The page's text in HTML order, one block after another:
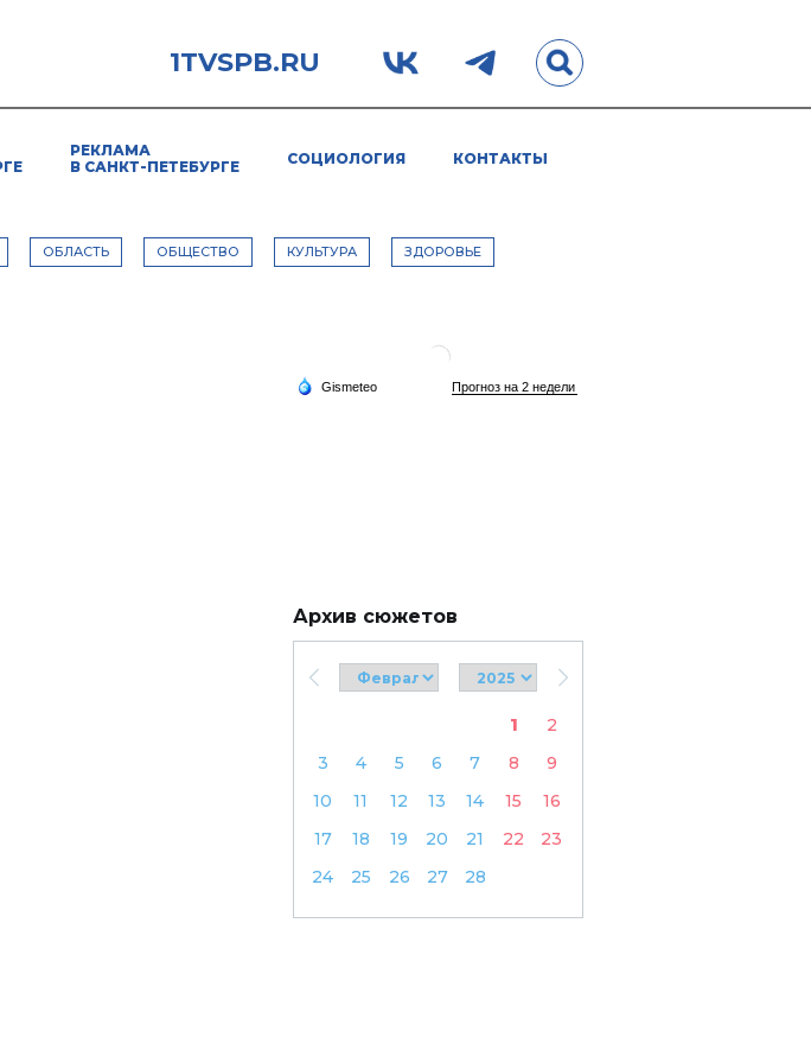
1TVSPB.RU
РЕКЛАМА
В САНКТ-ПЕТЕБУРГЕ
СОЦИОЛОГИЯ КОНТАКТЫ
ОБЛАСТЬ ОБЩЕСТВО КУЛЬТУРА ЗДОРОВЬЕ
Архив сюжетов
1
2
3
4 5 6 7 8
9
10
11 12 13 14 15
16
17
18 19 20 21 22
23
24
25 26 27 28